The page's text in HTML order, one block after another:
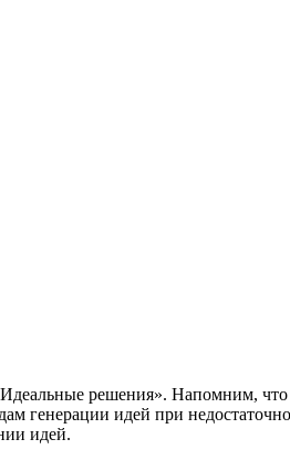
решения». Напомним,
генерации идей при
идей.